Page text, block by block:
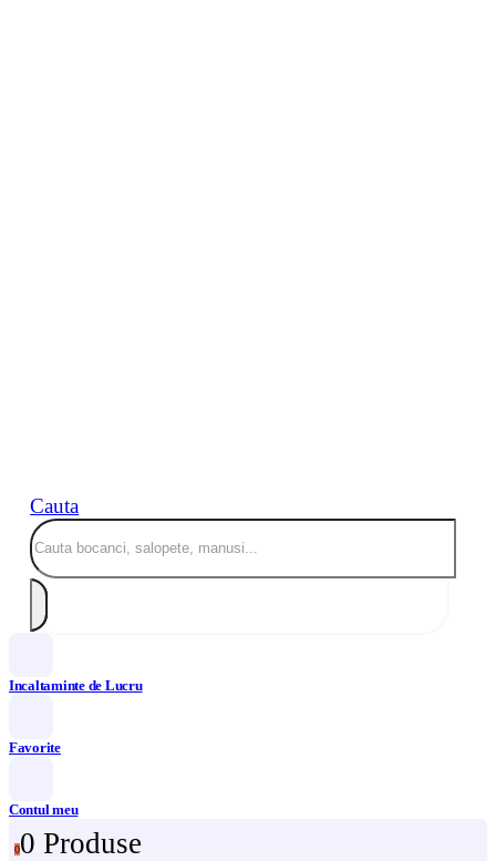
Cauta
Incaltaminte de Lucru
Favorite
Contul meu
00 Produse